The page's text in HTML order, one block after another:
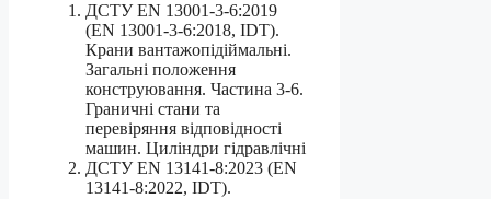
ДСТУ ЕN 13001-3-6:2019
(ЕN 13001-3-6:2018, IDT).
Крани вантажопідіймальні.
Загальні положення
конструювання. Частина 3-6.
Граничні стани та
перевіряння відповідності
машин. Циліндри гідравлічні
ДСТУ EN 13141-8:2023 (EN
13141-8:2022, IDT).